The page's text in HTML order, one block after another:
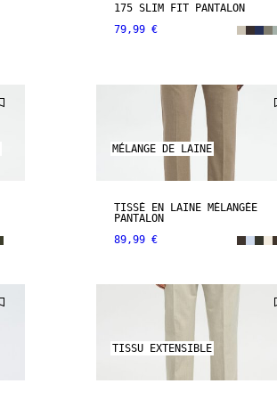
175 SLIM FIT PANTALON
79,99 €
MÉLANGE DE LAINE
TISSÉ EN LAINE MÉLANGÉE
PANTALON
89,99 €
TISSU EXTENSIBLE